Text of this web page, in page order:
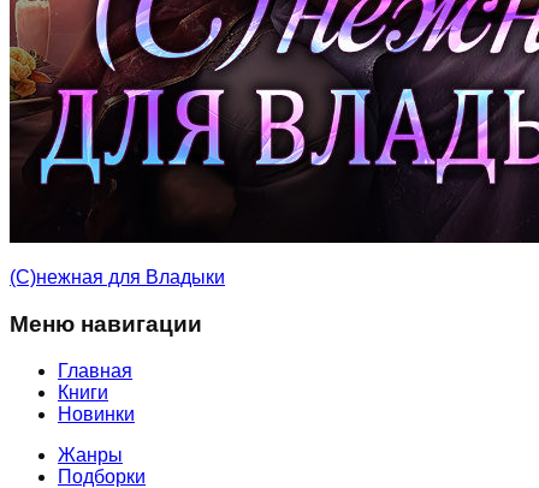
(С)нежная для Владыки
Меню навигации
Главная
Книги
Новинки
Жанры
Подборки